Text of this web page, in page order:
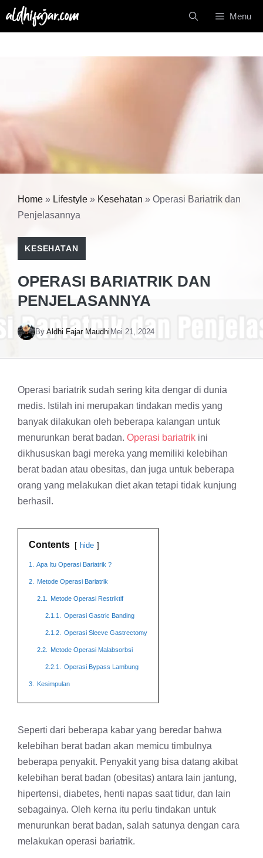
Langsung
ke
Menu
Home » Lifestyle » Kesehatan » Operasi Bariatrik dan
Penjelasannya
KESEHATAN
OPERASI BARIATRIK DAN
PENJELASANNYA
By Aldhi Fajar Maudhi Mei 21, 2024
Operasi bariatrik sudah sering kita dengar di dunia
medis. Istilah ini merupakan tindakan medis yang
banyak dilakukan oleh beberapa kalangan untuk
menurunkan berat badan. Operasi bariatrik ini
dikhususkan bagi mereka yang memiliki kelebihan
berat badan atau obesitas, dan juga untuk beberapa
orang yang melakukan diet akan tetapi tidak kunjung
berhasil.
Contents hide
1. Apa Itu Operasi Bariatrik ?
2. Metode Operasi Bariatrik
2.1. Metode Operasi Restriktif
2.1.1. Operasi Gastric Banding
2.1.2. Operasi Sleeve Gastrectomy
2.2. Metode Operasi Malabsorbsi
2.2.1. Operasi Bypass Lambung
3. Kesimpulan
Seperti dari beberapa kabar yang beredar bahwa
kelebihan berat badan akan memicu timbulnya
beberapa penyakit. Penyakit yang bisa datang akibat
kelebihan berat badan (obesitas) antara lain jantung,
hipertensi, diabetes, henti napas saat tidur, dan lain
sebagainya. Oleh kerna itu perlu tindakan untuk
menurunkan berat badan, salah satunya dengan cara
melakukan operasi bariatrik.